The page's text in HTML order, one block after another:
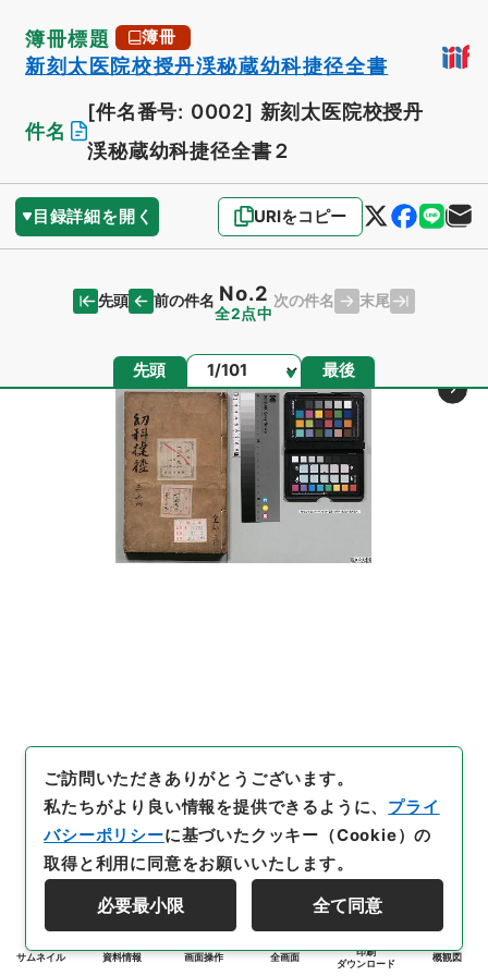
簿冊標題 簿冊
新刻太医院校授丹渓秘蔵幼科捷径全書
件名
[件名番号: 0002] 新刻太医院校授丹
渓秘蔵幼科捷径全書２
目録詳細を開く URIをコピー
先頭 前の件名 No.2
全2点中
次の件名 末尾
先頭 ページ 最後
サムネイル 資料情報 画面操作 全画面
印刷
ダウンロード
概観図
ご訪問いただきありがとうございます。
私たちがより良い情報を提供できるように、 プライ
バシーポリシーに基づいたクッキー（Cookie）の
取得と利用に同意をお願いいたします。
必要最小限 全て同意